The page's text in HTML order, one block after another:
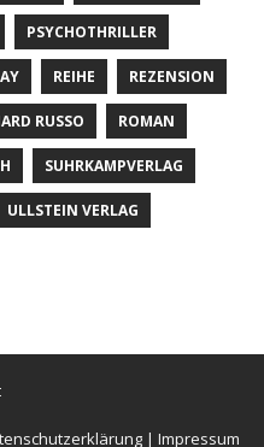
PSYCHOTHRILLER
REIHE REZENSION
RUSSO ROMAN
SUHRKAMPVERLAG
ULLSTEIN VERLAG
| Impressum